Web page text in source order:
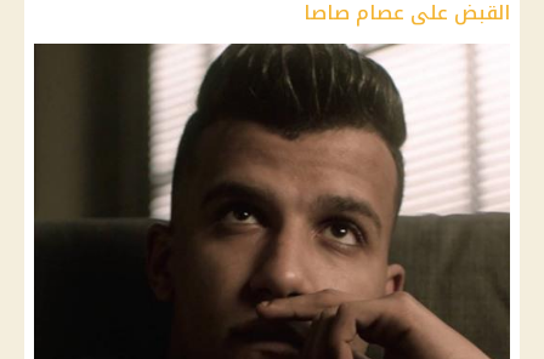
القبض على عصام صاصا